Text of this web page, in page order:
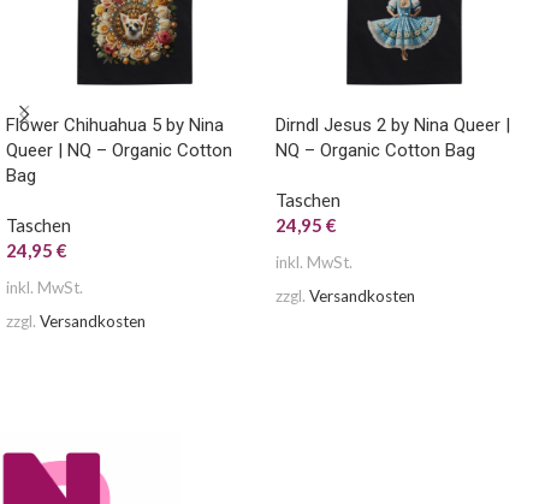
Flower Chihuahua 5 by Nina
Queer | NQ – Organic Cotton
Bag
Taschen
24,95 €
inkl. MwSt.
zzgl. Versandkosten
Dirndl Jesus 2 by Nina Queer |
NQ – Organic Cotton Bag
Taschen
24,95 €
inkl. MwSt.
zzgl. Versandkosten